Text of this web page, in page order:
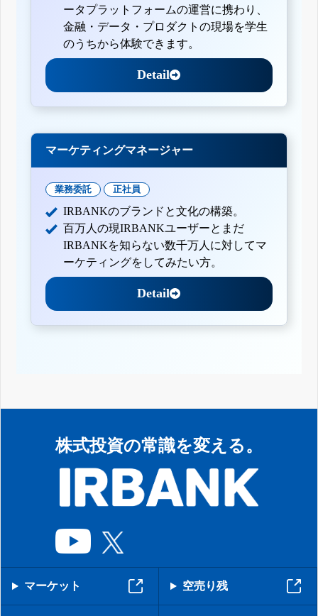
ータプラットフォームの運営に携わり、
金融・データ・プロダクトの現場を学生
のうちから体験できます。
Detail
マーケティングマネージャー
業務委託 正社員
IRBANKのブランドと文化の構築。
百万人の現IRBANKユーザーとまだ
IRBANKを知らない数千万人に対してマ
ーケティングをしてみたい方。
Detail
株式投資の常識を変える。
マーケット 空売り残